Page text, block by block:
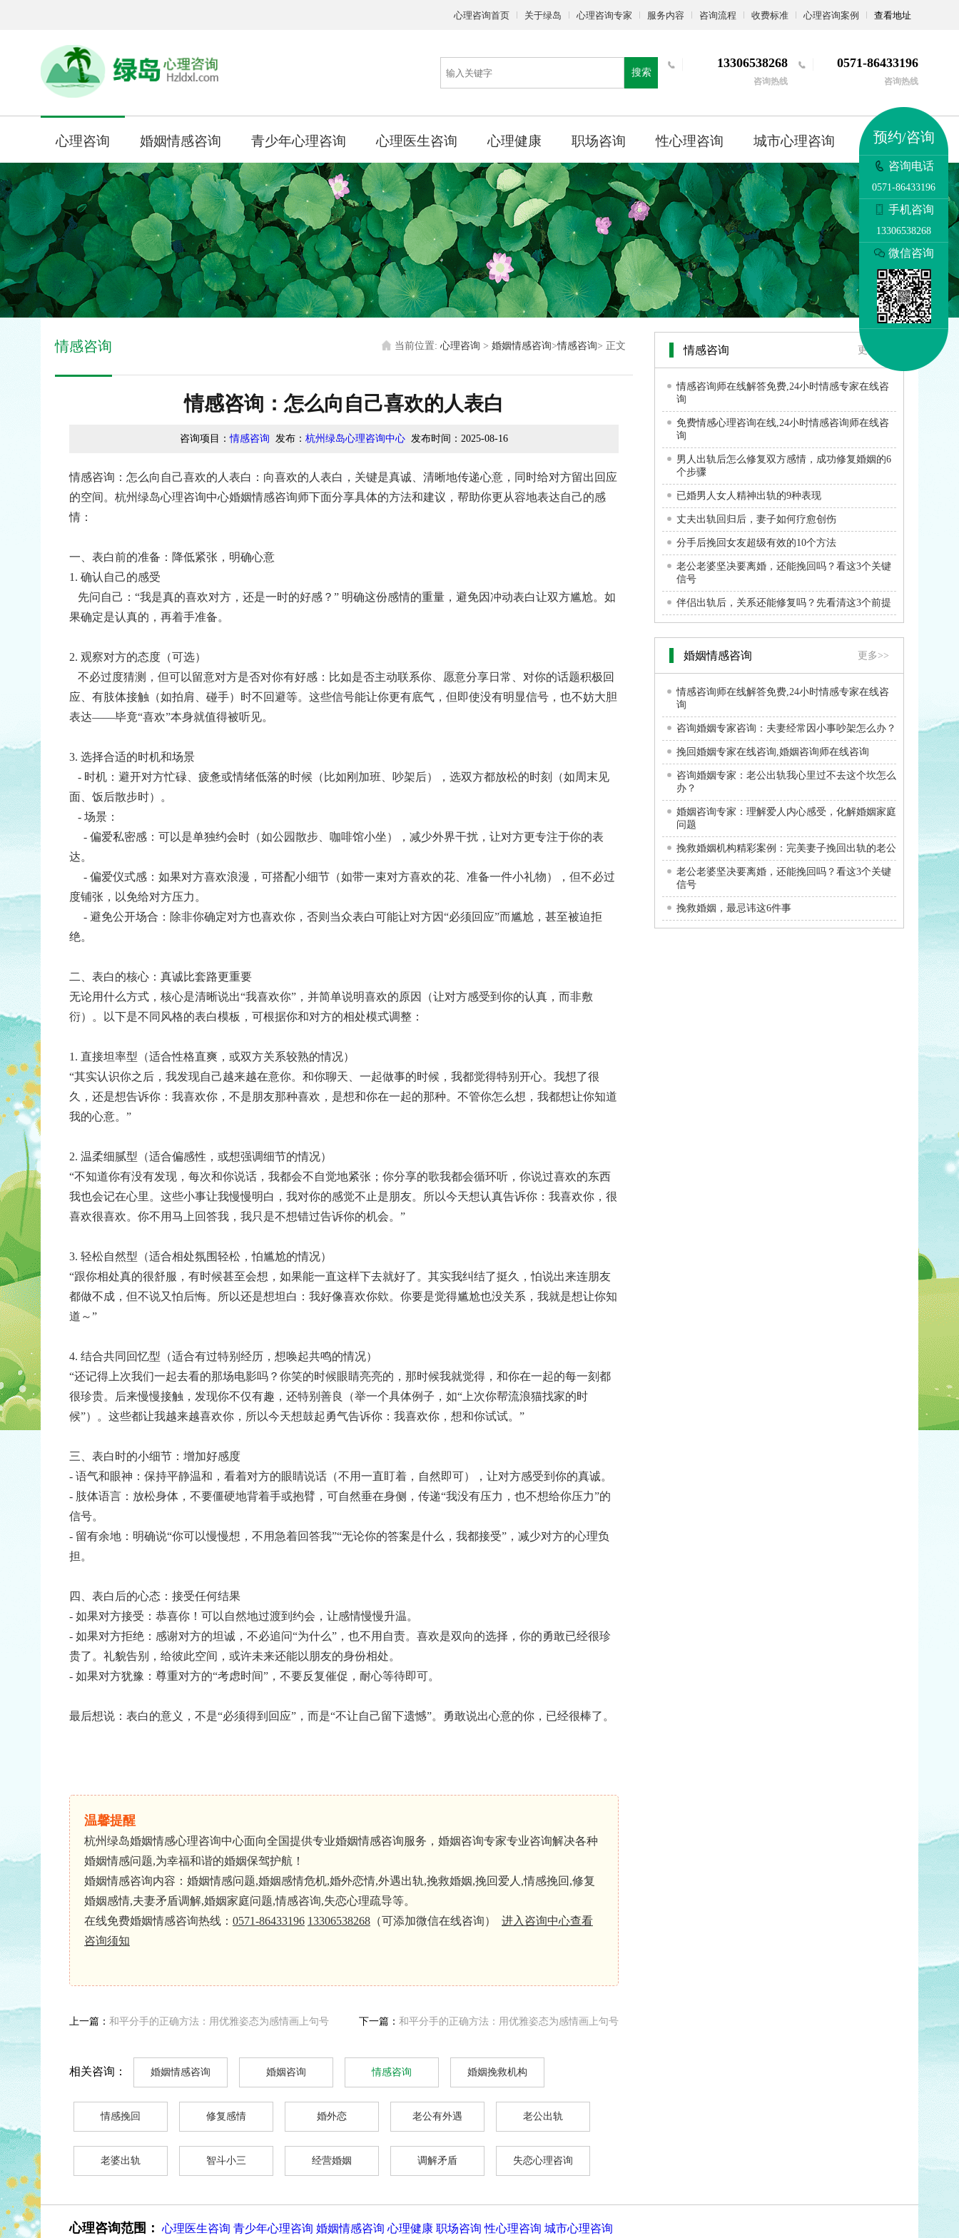
心理咨询首页 关于绿岛 心理咨询专家 服务内容 咨询流程 收费标准 心理咨询案例 查看地址
搜索
13306538268
咨询热线
0571-86433196
咨询热线
心理咨询 婚姻情感咨询 青少年心理咨询 心理医生咨询 心理健康 职场咨询 性心理咨询 城市心理咨询 更多
情感咨询 当前位置: 心理咨询 > 婚姻情感咨询>情感咨询> 正文
情感咨询：怎么向自己喜欢的人表白
咨询项目：情感咨询 发布： 杭州绿岛心理咨询中心 发布时间： 2025-08-16
情感咨询：怎么向自己喜欢的人表白：向喜欢的人表白，关键是真诚、清晰地传递心意，同时给对方留出回应
的空间。杭州绿岛心理咨询中心婚姻情感咨询师下面分享具体的方法和建议，帮助你更从容地表达自己的感
情：
一、表白前的准备：降低紧张，明确心意
1. 确认自己的感受
先问自己：“我是真的喜欢对方，还是一时的好感？” 明确这份感情的重量，避免因冲动表白让双方尴尬。如
果确定是认真的，再着手准备。
2. 观察对方的态度（可选）
不必过度猜测，但可以留意对方是否对你有好感：比如是否主动联系你、愿意分享日常、对你的话题积极回
应、有肢体接触（如拍肩、碰手）时不回避等。这些信号能让你更有底气，但即使没有明显信号，也不妨大胆
表达——毕竟“喜欢”本身就值得被听见。
3. 选择合适的时机和场景
- 时机：避开对方忙碌、疲惫或情绪低落的时候（比如刚加班、吵架后），选双方都放松的时刻（如周末见
面、饭后散步时）。
- 场景：
- 偏爱私密感：可以是单独约会时（如公园散步、咖啡馆小坐），减少外界干扰，让对方更专注于你的表
达。
- 偏爱仪式感：如果对方喜欢浪漫，可搭配小细节（如带一束对方喜欢的花、准备一件小礼物），但不必过
度铺张，以免给对方压力。
- 避免公开场合：除非你确定对方也喜欢你，否则当众表白可能让对方因“必须回应”而尴尬，甚至被迫拒
绝。
二、表白的核心：真诚比套路更重要
无论用什么方式，核心是清晰说出“我喜欢你”，并简单说明喜欢的原因（让对方感受到你的认真，而非敷
衍）。以下是不同风格的表白模板，可根据你和对方的相处模式调整：
1. 直接坦率型（适合性格直爽，或双方关系较熟的情况）
“其实认识你之后，我发现自己越来越在意你。和你聊天、一起做事的时候，我都觉得特别开心。我想了很
久，还是想告诉你：我喜欢你，不是朋友那种喜欢，是想和你在一起的那种。不管你怎么想，我都想让你知道
我的心意。”
2. 温柔细腻型（适合偏感性，或想强调细节的情况）
“不知道你有没有发现，每次和你说话，我都会不自觉地紧张；你分享的歌我都会循环听，你说过喜欢的东西
我也会记在心里。这些小事让我慢慢明白，我对你的感觉不止是朋友。所以今天想认真告诉你：我喜欢你，很
喜欢很喜欢。你不用马上回答我，我只是不想错过告诉你的机会。”
3. 轻松自然型（适合相处氛围轻松，怕尴尬的情况）
“跟你相处真的很舒服，有时候甚至会想，如果能一直这样下去就好了。其实我纠结了挺久，怕说出来连朋友
都做不成，但不说又怕后悔。所以还是想坦白：我好像喜欢你欸。你要是觉得尴尬也没关系，我就是想让你知
道～”
4. 结合共同回忆型（适合有过特别经历，想唤起共鸣的情况）
“还记得上次我们一起去看的那场电影吗？你笑的时候眼睛亮亮的，那时候我就觉得，和你在一起的每一刻都
很珍贵。后来慢慢接触，发现你不仅有趣，还特别善良（举一个具体例子，如“上次你帮流浪猫找家的时
候”）。这些都让我越来越喜欢你，所以今天想鼓起勇气告诉你：我喜欢你，想和你试试。”
三、表白时的小细节：增加好感度
- 语气和眼神：保持平静温和，看着对方的眼睛说话（不用一直盯着，自然即可），让对方感受到你的真诚。
- 肢体语言：放松身体，不要僵硬地背着手或抱臂，可自然垂在身侧，传递“我没有压力，也不想给你压力”的
信号。
- 留有余地：明确说“你可以慢慢想，不用急着回答我”“无论你的答案是什么，我都接受”，减少对方的心理负
担。
四、表白后的心态：接受任何结果
- 如果对方接受：恭喜你！可以自然地过渡到约会，让感情慢慢升温。
- 如果对方拒绝：感谢对方的坦诚，不必追问“为什么”，也不用自责。喜欢是双向的选择，你的勇敢已经很珍
贵了。礼貌告别，给彼此空间，或许未来还能以朋友的身份相处。
- 如果对方犹豫：尊重对方的“考虑时间”，不要反复催促，耐心等待即可。
最后想说：表白的意义，不是“必须得到回应”，而是“不让自己留下遗憾”。勇敢说出心意的你，已经很棒了。
温馨提醒
杭州绿岛婚姻情感心理咨询中心面向全国提供专业婚姻情感咨询服务，婚姻咨询专家专业咨询解决各种
婚姻情感问题,为幸福和谐的婚姻保驾护航！
婚姻情感咨询内容：婚姻情感问题,婚姻感情危机,婚外恋情,外遇出轨,挽救婚姻,挽回爱人,情感挽回,修复
婚姻感情,夫妻矛盾调解,婚姻家庭问题,情感咨询,失恋心理疏导等。
在线免费婚姻情感咨询热线： 0571-86433196 13306538268 （可添加微信在线咨询） 进入咨询中心查看
咨询须知
上一篇： 和平分手的正确方法：用优雅姿态为感情画上句号 下一篇： 和平分手的正确方法：用优雅姿态为感情画上句号
相关咨询： 婚姻情感咨询 婚姻咨询 情感咨询 婚姻挽救机构
情感挽回 修复感情 婚外恋 老公有外遇 老公出轨
老婆出轨 智斗小三 经营婚姻 调解矛盾 失恋心理咨询
情感咨询 更多>>
情感咨询师在线解答免费,24小时情感专家在线咨
询
免费情感心理咨询在线,24小时情感咨询师在线咨
询
男人出轨后怎么修复双方感情，成功修复婚姻的6
个步骤
已婚男人女人精神出轨的9种表现
丈夫出轨回归后，妻子如何疗愈创伤
分手后挽回女友超级有效的10个方法
老公老婆坚决要离婚，还能挽回吗？看这3个关键
信号
伴侣出轨后，关系还能修复吗？先看清这3个前提
婚姻情感咨询 更多>>
情感咨询师在线解答免费,24小时情感专家在线咨
询
咨询婚姻专家咨询：夫妻经常因小事吵架怎么办？
挽回婚姻专家在线咨询,婚姻咨询师在线咨询
咨询婚姻专家：老公出轨我心里过不去这个坎怎么
办？
婚姻咨询专家：理解爱人内心感受，化解婚姻家庭
问题
挽救婚姻机构精彩案例：完美妻子挽回出轨的老公
老公老婆坚决要离婚，还能挽回吗？看这3个关键
信号
挽救婚姻，最忌讳这6件事
心理咨询范围： 心理医生咨询 青少年心理咨询 婚姻情感咨询 心理健康 职场咨询 性心理咨询 城市心理咨询
预约/咨询
咨询电话
0571-86433196
手机咨询
13306538268
微信咨询